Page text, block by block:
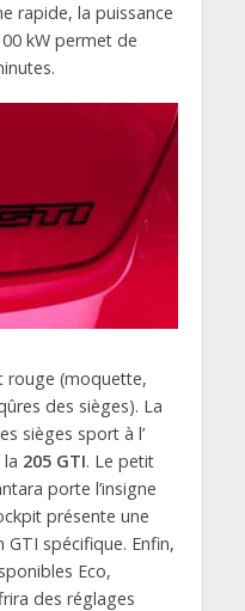
rapide, la puissance
kW permet de
rouge (moquette,
des sièges). La
sièges sport à l’
205 GTI. Le petit
porte l’insigne
présente une
GTI spécifique. Enfin,
Eco,
des réglages